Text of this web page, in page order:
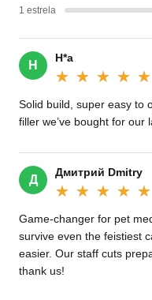
1 estrela
H
H*a
★★★★★
★★★★★
Solid build, super easy to
filler we’ve bought for our
Д
Дмитрий Dmitry
★★★★★
★★★★★
Game-changer for pet
survive even the feistiest
easier. Our staff cuts
thank us!